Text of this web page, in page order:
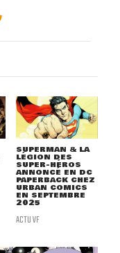
SUPERMAN & LA
LÉGION DES
SUPER-HÉROS
ANNONCÉ EN DC
PAPERBACK CHEZ
URBAN COMICS
EN SEPTEMBRE
2025
ACTU VF